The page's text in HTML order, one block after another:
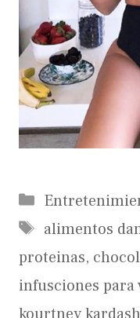
Categorías
Etiquetas
alimentos
proteinas,
infusciones